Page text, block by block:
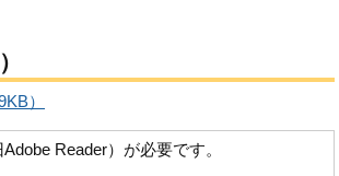
）
Reader）が必要です。